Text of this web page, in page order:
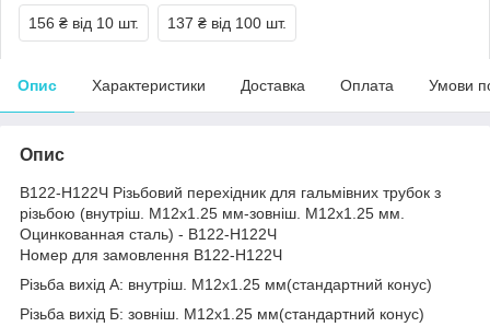
156 ₴ від 10 шт. 137 ₴ від 100 шт.
Опис Характеристики Доставка Оплата Умови
Опис
В122-Н122Ч Різьбовий перехідник для гальмівних трубок з
різьбою (внутріш. М12x1.25 мм-зовніш. М12x1.25 мм.
Оцинкованная сталь) - В122-Н122Ч
Номер для замовлення В122-Н122Ч
Різьба вихід А: внутріш. М12x1.25 мм(стандартний конус)
Різьба вихід Б: зовніш. М12x1.25 мм(стандартний конус)